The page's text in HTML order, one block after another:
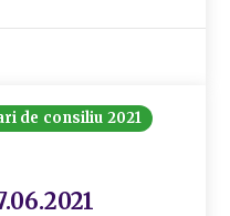
de consiliu 2021